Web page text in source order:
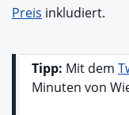
Preis inkludiert.
Tipp: Mit dem
Minuten von